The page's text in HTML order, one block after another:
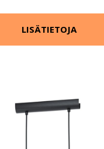
LISÄTIETOJA